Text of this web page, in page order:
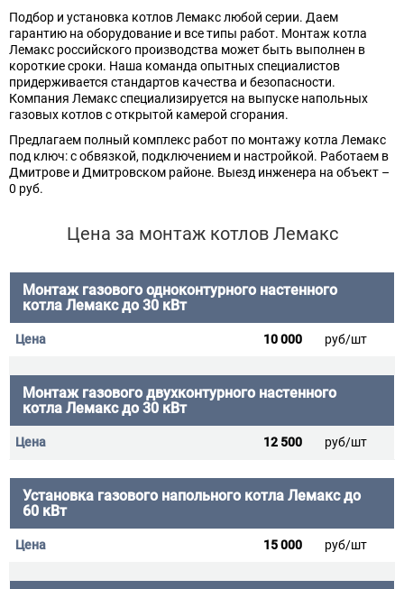
Подбор и установка котлов Лемакс любой серии. Даем
гарантию на оборудование и все типы работ. Монтаж котла
Лемакс российского производства может быть выполнен в
короткие сроки. Наша команда опытных специалистов
придерживается стандартов качества и безопасности.
Компания Лемакс специализируется на выпуске напольных
газовых котлов с открытой камерой сгорания.
Предлагаем полный комплекс работ по монтажу котла Лемакс
под ключ: с обвязкой, подключением и настройкой. Работаем в
Дмитрoве и Дмитрoвском районе. Выезд инженера на объект –
0 руб.
Цена за монтаж котлов Лемакс
Монтаж газового одноконтурного настенного
котла Лемакс до 30 кВт
10 000 руб/шт
Монтаж газового двухконтурного настенного
котла Лемакс до 30 кВт
12 500 руб/шт
Установка газового напольного котла Лемакс до
60 кВт
15 000 руб/шт